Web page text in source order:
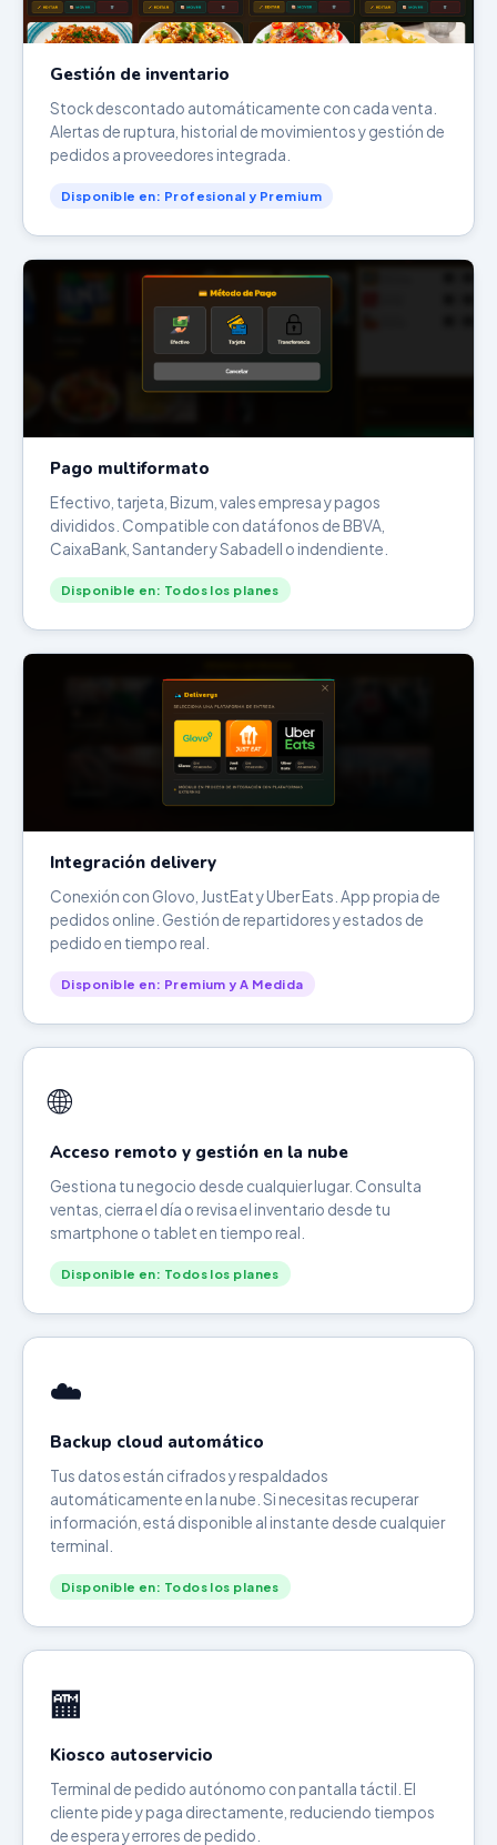
Gestión de inventario
Stock descontado automáticamente con cada venta.
Alertas de ruptura, historial de movimientos y gestión de
pedidos a proveedores integrada.
Disponible en: Profesional y Premium
Pago multiformato
Efectivo, tarjeta, Bizum, vales empresa y pagos
divididos. Compatible con datáfonos de BBVA,
CaixaBank, Santander y Sabadell o indendiente.
Disponible en: Todos los planes
Integración delivery
Conexión con Glovo, JustEat y Uber Eats. App propia de
pedidos online. Gestión de repartidores y estados de
pedido en tiempo real.
Disponible en: Premium y A Medida
🌐
Acceso remoto y gestión en la nube
Gestiona tu negocio desde cualquier lugar. Consulta
ventas, cierra el día o revisa el inventario desde tu
smartphone o tablet en tiempo real.
Disponible en: Todos los planes
☁️
Backup cloud automático
Tus datos están cifrados y respaldados
automáticamente en la nube. Si necesitas recuperar
información, está disponible al instante desde cualquier
terminal.
Disponible en: Todos los planes
🏧
Kiosco autoservicio
Terminal de pedido autónomo con pantalla táctil. El
cliente pide y paga directamente, reduciendo tiempos
de espera y errores de pedido.